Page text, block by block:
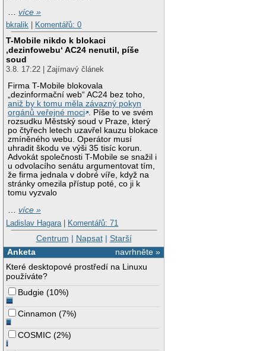
…více »
bkralik
Komentářů: 0
T-Mobile nikdo k blokaci
‚dezinfowebu‘ AC24 nenutil, píše
soud
3.8. 17:22 | Zajímavý článek
Firma T-Mobile blokovala
„dezinformační web“ AC24 bez toho,
aniž by k tomu měla závazný pokyn
orgánů veřejné moci . Píše to ve svém
rozsudku Městský soud v Praze, který
po čtyřech letech uzavřel kauzu blokace
zmíněného webu. Operátor musí
uhradit škodu ve výši 35 tisíc korun.
Advokát společnosti T-Mobile se snažil i
u odvolacího senátu argumentovat tím,
že firma jednala v dobré víře, když na
stránky omezila přístup poté, co ji k
tomu vyzvalo
…více »
Ladislav Hagara | Komentářů: 71
Centrum | Napsat| Starší
navrhněte »
Anketa
Které desktopové prostředí na Linuxu
používáte?
Budgie (10%)
Cinnamon (7%)
COSMIC (2%)